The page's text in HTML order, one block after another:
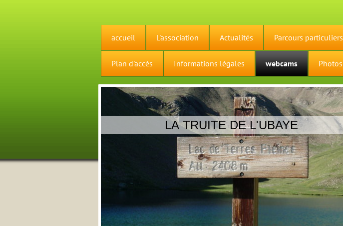
accueil L'association Actualités Parcours particuliers
Plan d'accès Informations légales webcams Photos
LA TRUITE DE L'UBAYE